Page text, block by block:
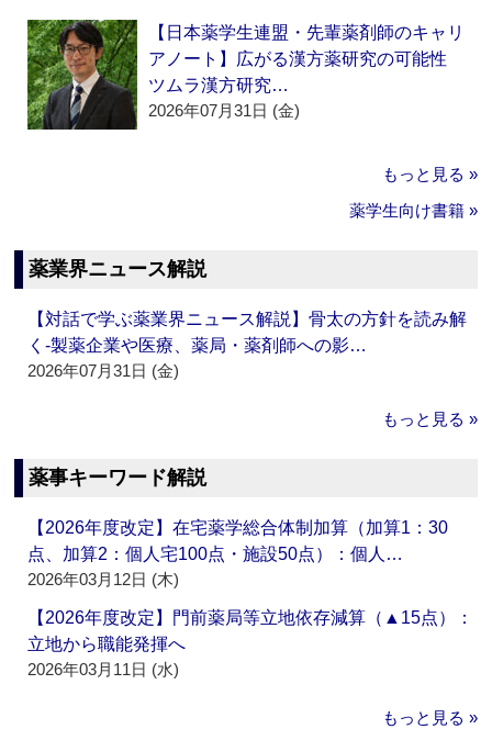
【日本薬学生連盟・先輩薬剤師のキャリ
アノート】広がる漢方薬研究の可能性
ツムラ漢方研究…
2026年07月31日 (金)
もっと見る »
薬学生向け書籍 »
薬業界ニュース解説
【対話で学ぶ薬業界ニュース解説】骨太の方針を読み解
く‐製薬企業や医療、薬局・薬剤師への影…
2026年07月31日 (金)
もっと見る »
薬事キーワード解説
【2026年度改定】在宅薬学総合体制加算（加算1：30
点、加算2：個人宅100点・施設50点）：個人…
2026年03月12日 (木)
【2026年度改定】門前薬局等立地依存減算（▲15点）：
立地から職能発揮へ
2026年03月11日 (水)
もっと見る »